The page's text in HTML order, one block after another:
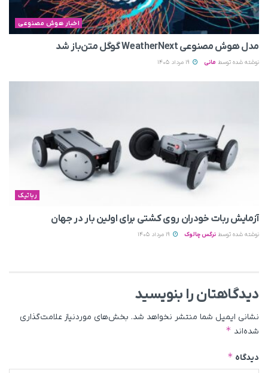
اخبار هوش مصنوعی
مدل هوش مصنوعی WeatherNext گوگل متن‌باز شد
نوشته شده توسط مانی
رباتیک
آزمایش ربات خودران روی کشتی برای اولین بار در جهان
نوشته شده توسط نرگس چالوک
دیدگاهتان را بنویسید
نشانی ایمیل شما منتشر نخواهد شد. بخش‌های موردنیاز علامت‌گذاری
شده‌اند *
دیدگاه *